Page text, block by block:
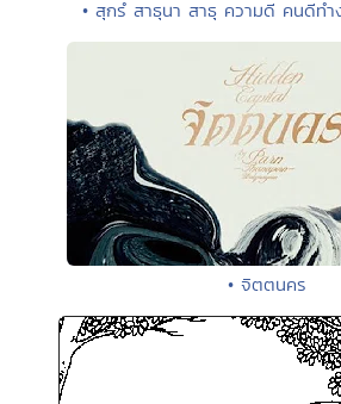
• สุกรํ สาธุนา สาธุ ความดี คนดีทำ
• จิตตนคร